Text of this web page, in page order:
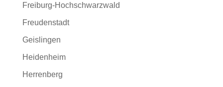
Freiburg-Hochschwarzwald
Freudenstadt
Geislingen
Heidenheim
Herrenberg